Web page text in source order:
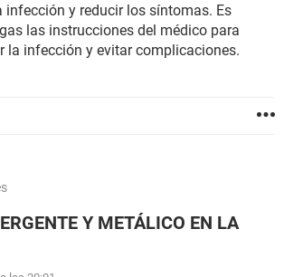
infección y reducir los síntomas. Es
las instrucciones del médico para
la infección y evitar complicaciones.
Y METÁLICO EN LA